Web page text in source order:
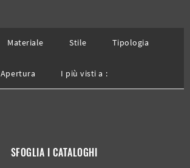
Materiale Stile Tipologia
Apertura I più visti a :
SFOGLIA I CATALOGHI